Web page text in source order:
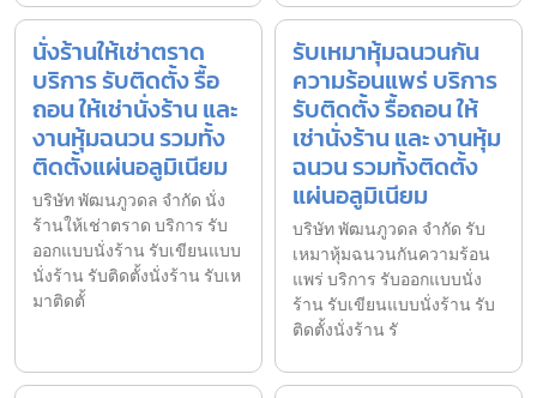
นั่งร้านให้เช่าตราด
บริการ รับติดตั้ง รื้อ
ถอน ให้เช่านั่งร้าน และ
งานหุ้มฉนวน รวมทั้ง
ติดตั้งแผ่นอลูมิเนียม
บริษัท พัฒนภูวดล จำกัด นั่ง
ร้านให้เช่าตราด บริการ รับ
ออกแบบนั่งร้าน รับเขียนแบบ
นั่งร้าน รับติดตั้งนั่งร้าน รับเห
มาติดตั้
รับเหมาหุ้มฉนวนกัน
ความร้อนแพร่ บริการ
รับติดตั้ง รื้อถอน ให้
เช่านั่งร้าน และ งานหุ้ม
ฉนวน รวมทั้งติดตั้ง
แผ่นอลูมิเนียม
บริษัท พัฒนภูวดล จำกัด รับ
เหมาหุ้มฉนวนกันความร้อน
แพร่ บริการ รับออกแบบนั่ง
ร้าน รับเขียนแบบนั่งร้าน รับ
ติดตั้งนั่งร้าน รั